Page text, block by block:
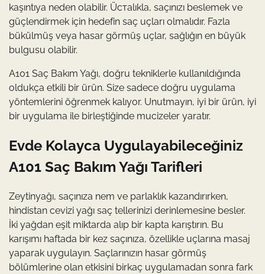
kaşıntıya neden olabilir. Üстаlıkla, saçınızı beslemek ve
güçlendirmek için hedefin saç uçları olmalıdır. Fazla
bükülmüş veya hasar görmüş uçlar, sağlığın en büyük
bulgusu olabilir.
A101 Saç Bakım Yağı, doğru tekniklerle kullanıldığında
oldukça etkili bir ürün. Size sadece doğru uygulama
yöntemlerini öğrenmek kalıyor. Unutmayın, iyi bir ürün, iyi
bir uygulama ile birleştiğinde mucizeler yaratır.
Evde Kolayca Uygulayabileceğiniz
A101 Saç Bakım Yağı Tarifleri
Zeytinyağı, saçınıza nem ve parlaklık kazandırırken,
hindistan cevizi yağı saç tellerinizi derinlemesine besler.
İki yağdan eşit miktarda alıp bir kapta karıştırın. Bu
karışımı haftada bir kez saçınıza, özellikle uçlarına masaj
yaparak uygulayın. Saçlarınızın hasar görmüş
bölümlerine olan etkisini birkaç uygulamadan sonra fark